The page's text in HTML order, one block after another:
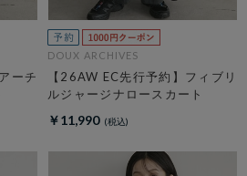
ーチ
DOUX ARCHIVES
【26AW EC先行予約】フィブリ
ルジャージナロースカート
￥11,990